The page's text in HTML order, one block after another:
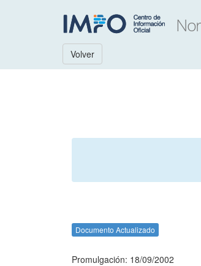
Volver
Documento Actualizado
Promulgación: 18/09/2002